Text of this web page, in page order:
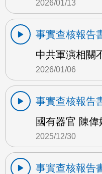
2026/01/13
事實查核報告
中共軍演相關
2026/01/06
事實查核報告
國有器官 陳
2025/12/30
事實查核報告